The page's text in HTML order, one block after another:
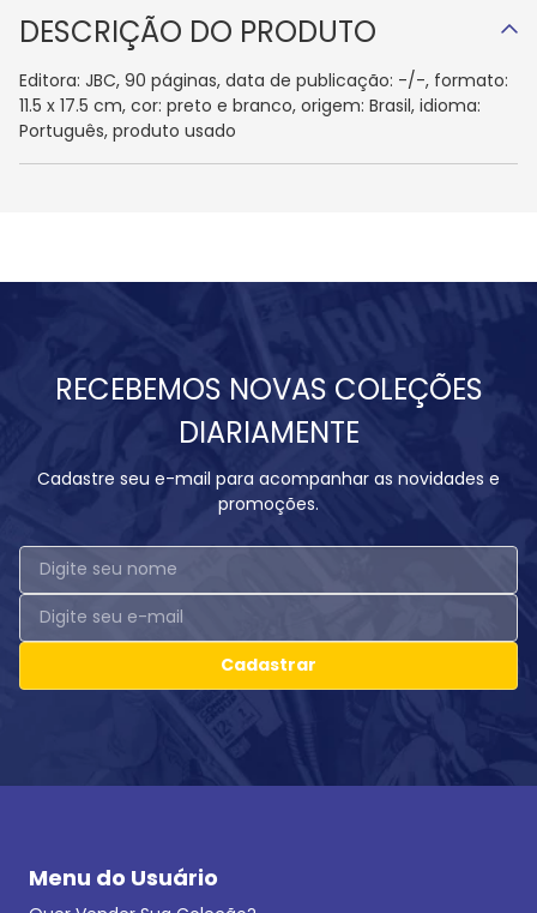
DESCRIÇÃO DO PRODUTO
Editora: JBC, 90 páginas, data de publicação: -/-, formato:
11.5 x 17.5 cm, cor: preto e branco, origem: Brasil, idioma:
Português, produto usado
RECEBEMOS NOVAS COLEÇÕES
DIARIAMENTE
Cadastre seu e-mail para acompanhar as novidades e
promoções.
Cadastrar
Menu do Usuário